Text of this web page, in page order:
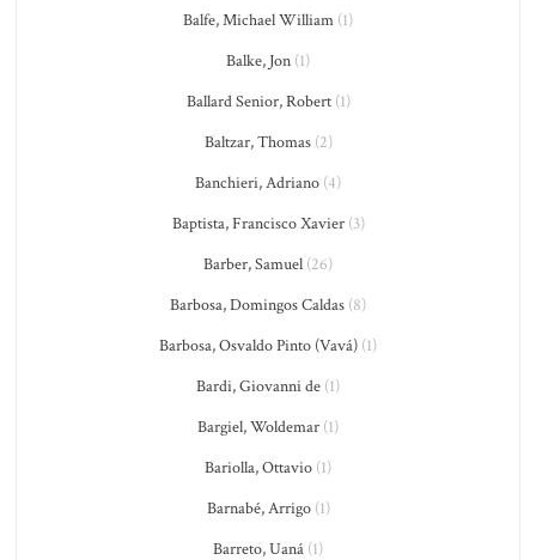
Balfe, Michael William (1)
Balke, Jon (1)
Ballard Senior, Robert(1)
Baltzar, Thomas(2)
Banchieri, Adriano (4)
Baptista, Francisco Xavier(3)
Barber, Samuel (26)
Barbosa, Domingos Caldas (8)
Barbosa, Osvaldo Pinto (Vavá) (1)
Bardi, Giovanni de (1)
Bargiel, Woldemar (1)
Bariolla, Ottavio (1)
Barnabé, Arrigo(1)
Barreto, Uaná (1)